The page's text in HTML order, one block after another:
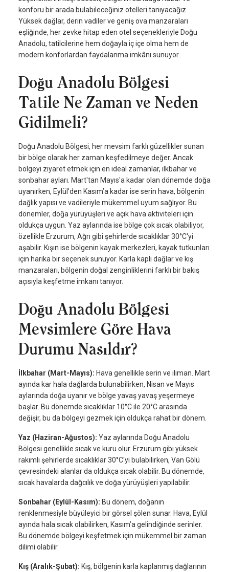
konforu bir arada bulabileceğiniz otelleri tanıyacağız.
Yüksek dağlar, derin vadiler ve geniş ova manzaraları
eşliğinde, her zevke hitap eden otel seçenekleriyle Doğu
Anadolu, tatilcilerine hem doğayla iç içe olma hem de
modern konforlardan faydalanma imkânı sunuyor.
Doğu Anadolu Bölgesi
Tatile Ne Zaman ve Neden
Gidilmeli?
Doğu Anadolu Bölgesi, her mevsim farklı güzellikler sunan
bir bölge olarak her zaman keşfedilmeye değer. Ancak
bölgeyi ziyaret etmek için en ideal zamanlar, ilkbahar ve
sonbahar ayları. Mart'tan Mayıs'a kadar olan dönemde doğa
uyanırken, Eylül’den Kasım’a kadar ise serin hava, bölgenin
dağlık yapısı ve vadileriyle mükemmel uyum sağlıyor. Bu
dönemler, doğa yürüyüşleri ve açık hava aktiviteleri için
oldukça uygun. Yaz aylarında ise bölge çok sıcak olabiliyor,
özellikle Erzurum, Ağrı gibi şehirlerde sıcaklıklar 30°C'yi
aşabilir. Kışın ise bölgenin kayak merkezleri, kayak tutkunları
için harika bir seçenek sunuyor. Karla kaplı dağlar ve kış
manzaraları, bölgenin doğal zenginliklerini farklı bir bakış
açısıyla keşfetme imkanı tanıyor.
Doğu Anadolu Bölgesi
Mevsimlere Göre Hava
Durumu Nasıldır?
İlkbahar (Mart-Mayıs): Hava genellikle serin ve ılıman. Mart
ayında kar hala dağlarda bulunabilirken, Nisan ve Mayıs
aylarında doğa uyanır ve bölge yavaş yavaş yeşermeye
başlar. Bu dönemde sıcaklıklar 10°C ile 20°C arasında
değişir, bu da bölgeyi gezmek için oldukça rahat bir dönem.
Yaz (Haziran-Ağustos): Yaz aylarında Doğu Anadolu
Bölgesi genellikle sıcak ve kuru olur. Erzurum gibi yüksek
rakımlı şehirlerde sıcaklıklar 30°C'yi bulabilirken, Van Gölü
çevresindeki alanlar da oldukça sıcak olabilir. Bu dönemde,
sıcak havalarda dağcılık ve doğa yürüyüşleri yapılabilir.
Sonbahar (Eylül-Kasım): Bu dönem, doğanın
renklenmesiyle büyüleyici bir görsel şölen sunar. Hava, Eylül
ayında hala sıcak olabilirken, Kasım’a gelindiğinde serinler.
Bu dönemde bölgeyi keşfetmek için mükemmel bir zaman
dilimi olabilir.
Kış (Aralık-Şubat): Kış, bölgenin karla kaplanmış dağlarının